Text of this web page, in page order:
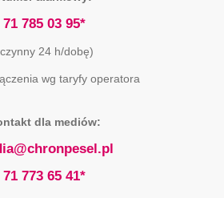
71 785 03 95*
24 h/dobę)
wg taryfy operatora
dla mediów:
71 773 65 41*